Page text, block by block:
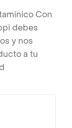
Con
debes
y nos
a tu